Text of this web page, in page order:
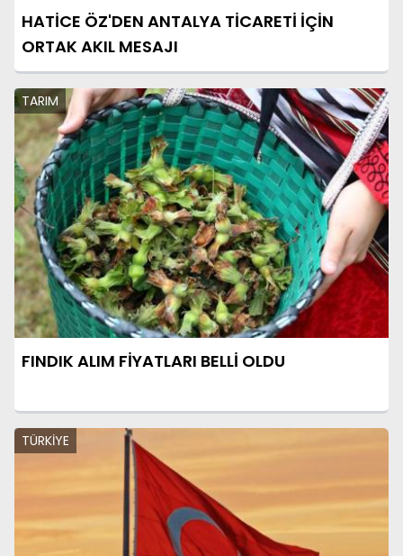
HATİCE ÖZ'DEN ANTALYA TİCARETİ İÇİN
ORTAK AKIL MESAJI
TARIM
FINDIK ALIM FİYATLARI BELLİ OLDU
TÜRKİYE